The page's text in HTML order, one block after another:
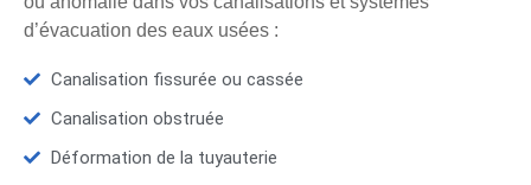
d’évacuation des eaux usées :
Canalisation fissurée ou cassée
Canalisation obstruée
Déformation de la tuyauterie